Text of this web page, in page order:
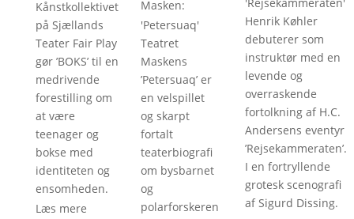
Kånstkollektivet
på Sjællands
Teater Fair Play
gør ’BOKS’ til en
medrivende
forestilling om
at være
teenager og
bokse med
identiteten og
ensomheden.
Læs mere
Masken:
'Petersuaq'
Teatret
Maskens
’Petersuaq’ er
en velspillet
og skarpt
fortalt
teaterbiografi
om bysbarnet
og
polarforskeren
Henrik Køhler
debuterer som
instruktør med en
levende og
overraskende
fortolkning af H.C.
Andersens eventyr
’Rejsekammeraten’.
I en fortryllende
grotesk scenografi
af Sigurd Dissing.